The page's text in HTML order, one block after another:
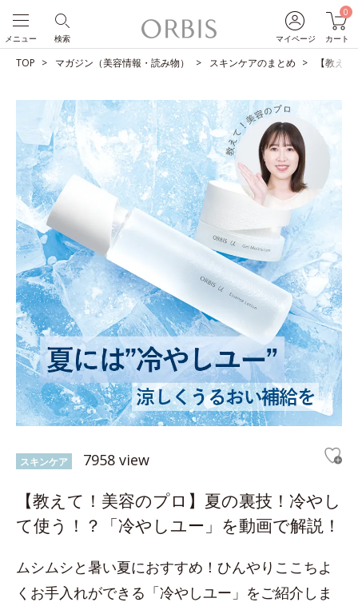
マイページ
0
カート
検索
メニュー
TOP マガジン（美容情報・読み物） スキンケアのまとめ 【教え
スキンケア 7958 view
【教えて！美容のプロ】夏の裏技！冷やし
て使う！？「冷やしユー」を動画で解説！
ムシムシと暑い夏におすすめ！ひんやりここちよ
くお手入れができる「冷やしユー」をご紹介しま